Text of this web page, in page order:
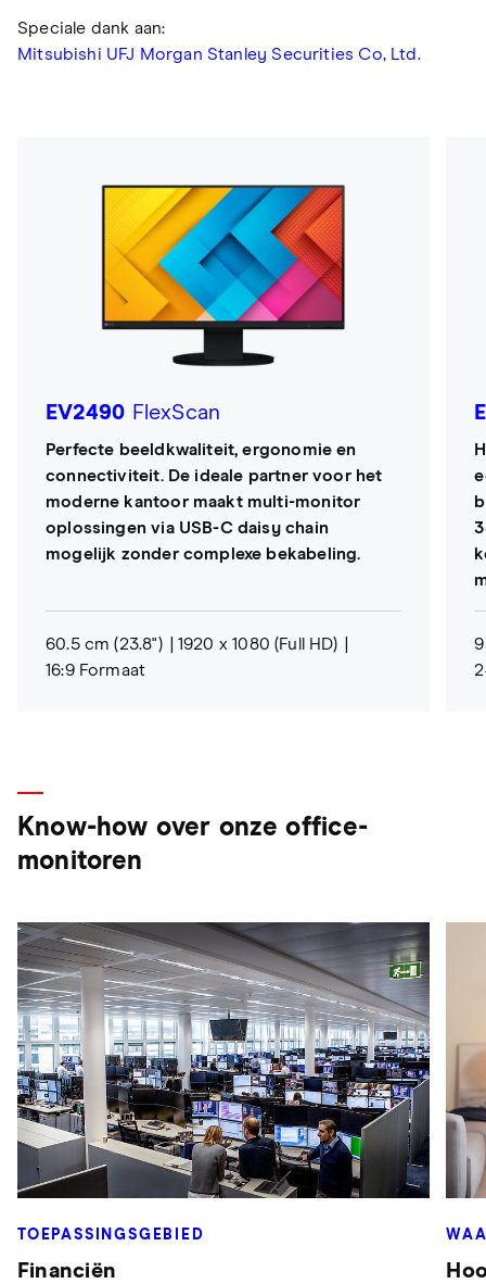
Speciale dank aan:
Mitsubishi UFJ Morgan Stanley Securities Co, Ltd.
EV2490 FlexScan
Perfecte beeldkwaliteit, ergonomie en
connectiviteit. De ideale partner voor het
moderne kantoor maakt multi-monitor
oplossingen via USB-C daisy chain
mogelijk zonder complexe bekabeling.
60.5 cm (23.8")
1920 x 1080 (Full HD)
16:9 Formaat
Know-how over onze office-
monitoren
TOEPASSINGSGEBIED
Financiën